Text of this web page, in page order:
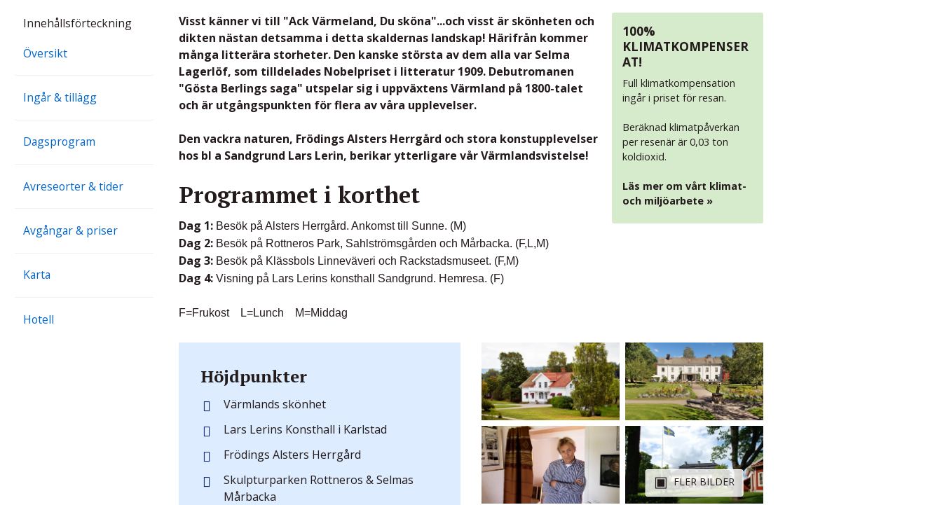
Innehållsförteckning
Översikt
Ingår & tillägg
Dagsprogram
Avreseorter & tider
Avgångar & priser
Karta
Hotell
Visst känner vi till "Ack Värmeland, Du sköna"...och visst är skönheten och
dikten nästan detsamma i detta skaldernas landskap! Härifrån kommer
många litterära storheter. Den kanske största av dem alla var Selma
Lagerlöf, som tilldelades Nobelpriset i litteratur 1909. Debutromanen
"Gösta Berlings saga" utspelar sig i uppväxtens Värmland på 1800-talet
och är utgångspunkten för flera av våra upplevelser.
Den vackra naturen, Frödings Alsters Herrgård och stora konstupplevelser
hos bl a Sandgrund Lars Lerin, berikar ytterligare vår Värmlandsvistelse!
Programmet i korthet
Dag 1: Besök på Alsters Herrgård. Ankomst till Sunne. (M)
Dag 2: Besök på Rottneros Park, Sahlströmsgården och Mårbacka. (F,L,M)
Dag 3: Besök på Klässbols Linneväveri och Rackstadsmuseet. (F,M)
Dag 4: Visning på Lars Lerins konsthall Sandgrund. Hemresa. (F)
F=Frukost L=Lunch M=Middag
100%
KLIMATKOMPENSER
AT!
Full klimatkompensation
ingår i priset för resan.
Beräknad klimatpåverkan
per resenär är 0,03 ton
koldioxid.
Läs mer om vårt klimat-
och miljöarbete »
Höjdpunkter
Värmlands skönhet
Lars Lerins Konsthall i Karlstad
Frödings Alsters Herrgård
Skulpturparken Rottneros & Selmas
Mårbacka
FLER BILDER